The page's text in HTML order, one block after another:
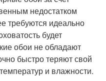
недостатком
требуются идеально
будет
обои не обладают
быстро теряют свой
и влажности.